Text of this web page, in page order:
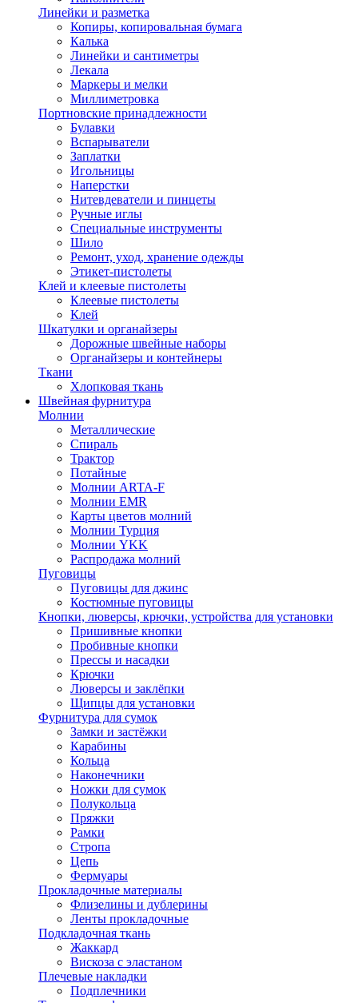
Линейки и разметка
Копиры, копировальная бумага
Калька
Линейки и сантиметры
Лекала
Маркеры и мелки
Миллиметровка
Портновские принадлежности
Булавки
Вспарыватели
Заплатки
Игольницы
Наперстки
Нитевдеватели и пинцеты
Ручные иглы
Специальные инструменты
Шило
Ремонт, уход, хранение одежды
Этикет-пистолеты
Клей и клеевые пистолеты
Клеевые пистолеты
Клей
Шкатулки и органайзеры
Дорожные швейные наборы
Органайзеры и контейнеры
Ткани
Хлопковая ткань
Швейная фурнитура
Молнии
Металлические
Спираль
Трактор
Потайные
Молнии ARTA-F
Молнии EMR
Карты цветов молний
Молнии Турция
Молнии YKK
Распродажа молний
Пуговицы
Пуговицы для джинс
Костюмные пуговицы
Кнопки, люверсы, крючки, устройства для установки
Пришивные кнопки
Пробивные кнопки
Прессы и насадки
Крючки
Люверсы и заклёпки
Щипцы для установки
Фурнитура для сумок
Замки и застёжки
Карабины
Кольца
Наконечники
Ножки для сумок
Полукольца
Пряжки
Рамки
Стропа
Цепь
Фермуары
Прокладочные материалы
Флизелины и дублерины
Ленты прокладочные
Подкладочная ткань
Жаккард
Вискоза с эластаном
Плечевые накладки
Подплечники